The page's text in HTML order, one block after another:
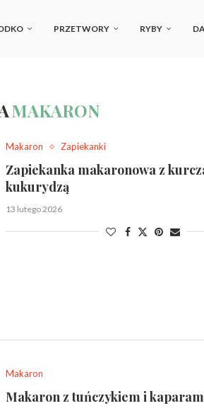
PRZETWORY RYBY
MAKARON
Makaron Zapiekanki
Zapiekanka makaronowa z
kukurydzą
13 lutego 2026
Makaron
Makaron z tuńczykiem i